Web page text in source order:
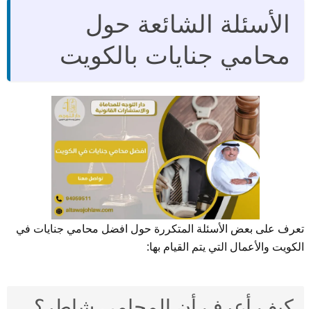
الأسئلة الشائعة حول
محامي جنايات بالكويت
تعرف على بعض الأسئلة المتكررة حول افضل محامي جنايات في
الكويت والأعمال التي يتم القيام بها: